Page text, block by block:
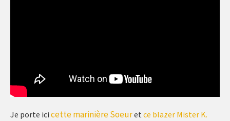
Je porte ici cette marinière Soeuret ce blazer Mister K.